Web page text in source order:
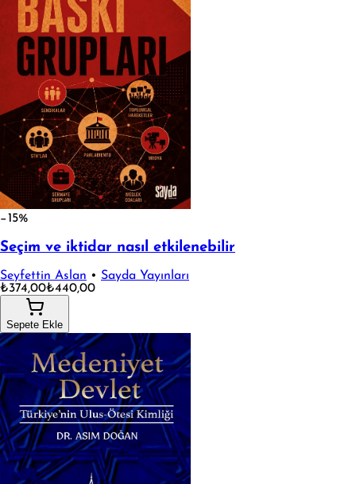
−15%
Seçim ve iktidar nasıl etkilenebilir
Seyfettin Aslan • Sayda Yayınları
₺374,00₺440,00
Sepete Ekle